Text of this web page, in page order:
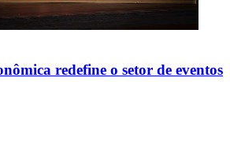
redefine o setor de eventos